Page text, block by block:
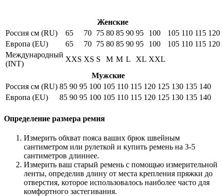
Женские
Россия см (RU)
65 70 75 80 85 90 95 100 105 110 115 120
Европа (EU)
65 70 75 80 85 90 95 100 105 110 115 120
Международный
(INT)
XXS XS S M M L XL XXL
Мужские
Россия см (RU) 85 90 95 100 105 110 115 120 125 130 135 140
Европа (EU)
85 90 95 100 105 110 115 120 125 130 135 140
Определение размера ремня
Измерить обхват пояса ваших брюк швейным
сантиметром или рулеткой и купить ремень на 3-5
сантиметров длиннее.
Измерить ваш старый ремень с помощью измерительной
ленты, определив длину от места крепления пряжки до
отверстия, которое использовалось наиболее часто для
комфортного застегивания.